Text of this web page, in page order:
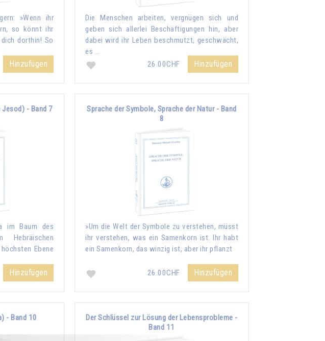
»Wenn ihr
so könnt ihr
dorthin! So
Hinzufügen
Die Menschen arbeiten, vergnügen sich und
geben sich allerlei Beschäftigungen hin, aber
dabei wird ihr Leben beschmutzt, geschwächt,
es …
26.00CHF
Hinzufügen
Jesod) - Band 7
im Baum des
Ebene
Hinzufügen
Sprache der Symbole, Sprache der Natur - Band
8
»Um die Welt der Symbole zu verstehen, müsst
ihr verstehen, was ein Samenkorn ist. Ihr habt
ein Samenkorn, das winzig ist, aber ihr pflanzt
26.00CHF Hinzufügen
- Band 10
Der Schlüssel zur Lösung der Lebensprobleme -
Band 11